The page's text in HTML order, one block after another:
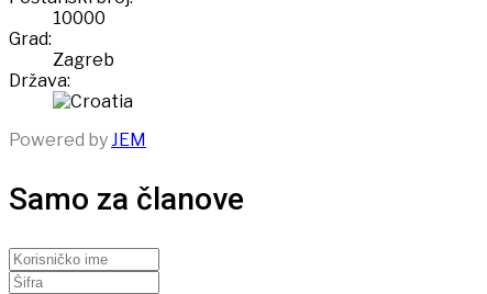
10000
Grad:
Zagreb
Država:
Powered byJEM
Samo za članove